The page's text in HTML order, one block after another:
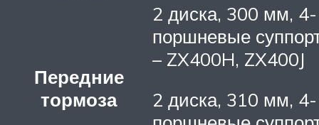
Передние
тормоза
2 диска, 300 мм, 4-
поршневые
– ZX400H, ZX400J
2 диска, 310 мм, 4-